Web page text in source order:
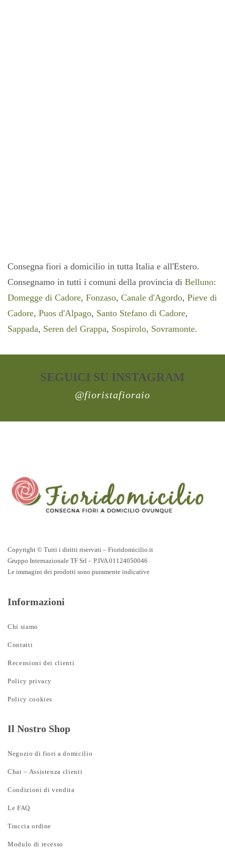
Consegna fiori a domicilio in tutta Italia e all'Estero.
Consegnamo in tutti i comuni della provincia di Belluno:
Domegge di Cadore, Fonzaso, Canale d'Agordo, Pieve di
Cadore, Puos d'Alpago, Santo Stefano di Cadore,
Sappada, Seren del Grappa, Sospirolo, Sovramonte.
SEGUICI SU INSTAGRAM
@fioristafioraio
Copyright © Tutti i diritti riservati – Fioridomicilio.it
Gruppo Internazionale TF Srl – P.IVA 01124050046
Le immagini dei prodotti sono puramente indicative
Informazioni
Chi siamo
Contatti
Recensioni dei clienti
Policy privacy
Policy cookies
Il Nostro Shop
Negozio di fiori a domicilio
Chat – Assistenza clienti
Condizioni di vendita
Le FAQ
Traccia ordine
Modulo di recesso